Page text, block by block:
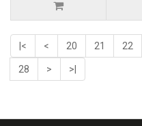
|< < 20 21 22
28 >
>|